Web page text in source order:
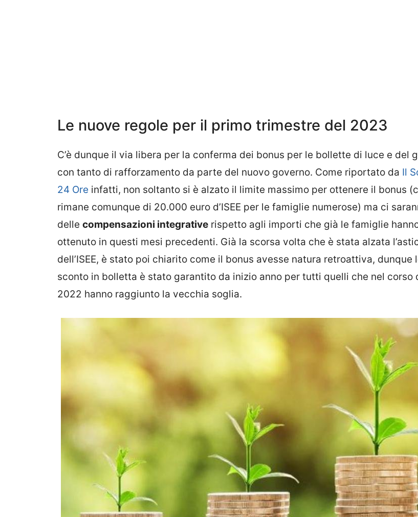
Le nuove regole per il primo trimestre del 2023
C’è dunque il via libera per la conferma dei bonus per le bollette di luce e del
con tanto di rafforzamento da parte del nuovo governo. Come riportato da Il
24 Ore infatti, non soltanto si è alzato il limite massimo per ottenere il bonus
rimane comunque di 20.000 euro d’ISEE per le famiglie numerose) ma ci
delle compensazioni integrative rispetto agli importi che già le famiglie
ottenuto in questi mesi precedenti. Già la scorsa volta che è stata alzata
dell’ISEE, è stato poi chiarito come il bonus avesse natura retroattiva, dunque
sconto in bolletta è stato garantito da inizio anno per tutti quelli che nel corso
2022 hanno raggiunto la vecchia soglia.